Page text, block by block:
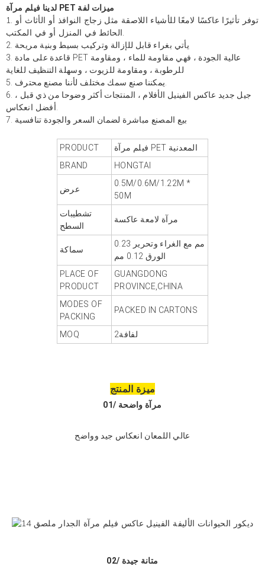
لدينا فيلم مرآة PET ميزات لفة
1. توفر تأثيرًا عاكسًا لامعًا للأشياء اللاصقة مثل زجاج النوافذ أو الأثاث أو
الحائط في المنزل أو في المكتب.
2. يأتي بغراء قابل للإزالة وتركيب بسيط وبنية مريحة
3. قاعدة على مادة PET عالية الجودة ، فهي مقاومة للماء ، ومقاومة
للرطوبة ، ومقاومة للزيوت ، وسهلة التنظيف للغاية
6. جيل جديد عاكس الفينيل الأفلام ، المنتجات أكثر وضوحا من ذي قبل ،
7. بيع المصنع مباشرة لضمان السعر والجودة تنافسية
PRODUCT
فيلم مرآة PET المعدنية
BRAND
HONGTAI
عرض
0.5M/0.6M/1.22M *
50M
تشطيبات
السطح
مرآة لامعة عاكسة
سماكة
0.23 مم مع الغراء وتحرير
الورق 0.12 مم
PLACE OF
PRODUCT
GUANGDONG
PROVINCE,CHINA
MODES OF
PACKING
PACKED IN CARTONS
MOQ لفافة2
ميزة المنتج
01/ مرآة واضحة
عالي اللمعان انعكاس جيد وواضح
02/ متانة جيدة